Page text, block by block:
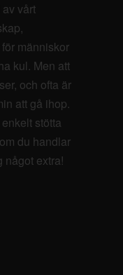
vårt
människor
kul. Men att
och ofta är
att gå ihop.
stötta
du handlar
något extra!